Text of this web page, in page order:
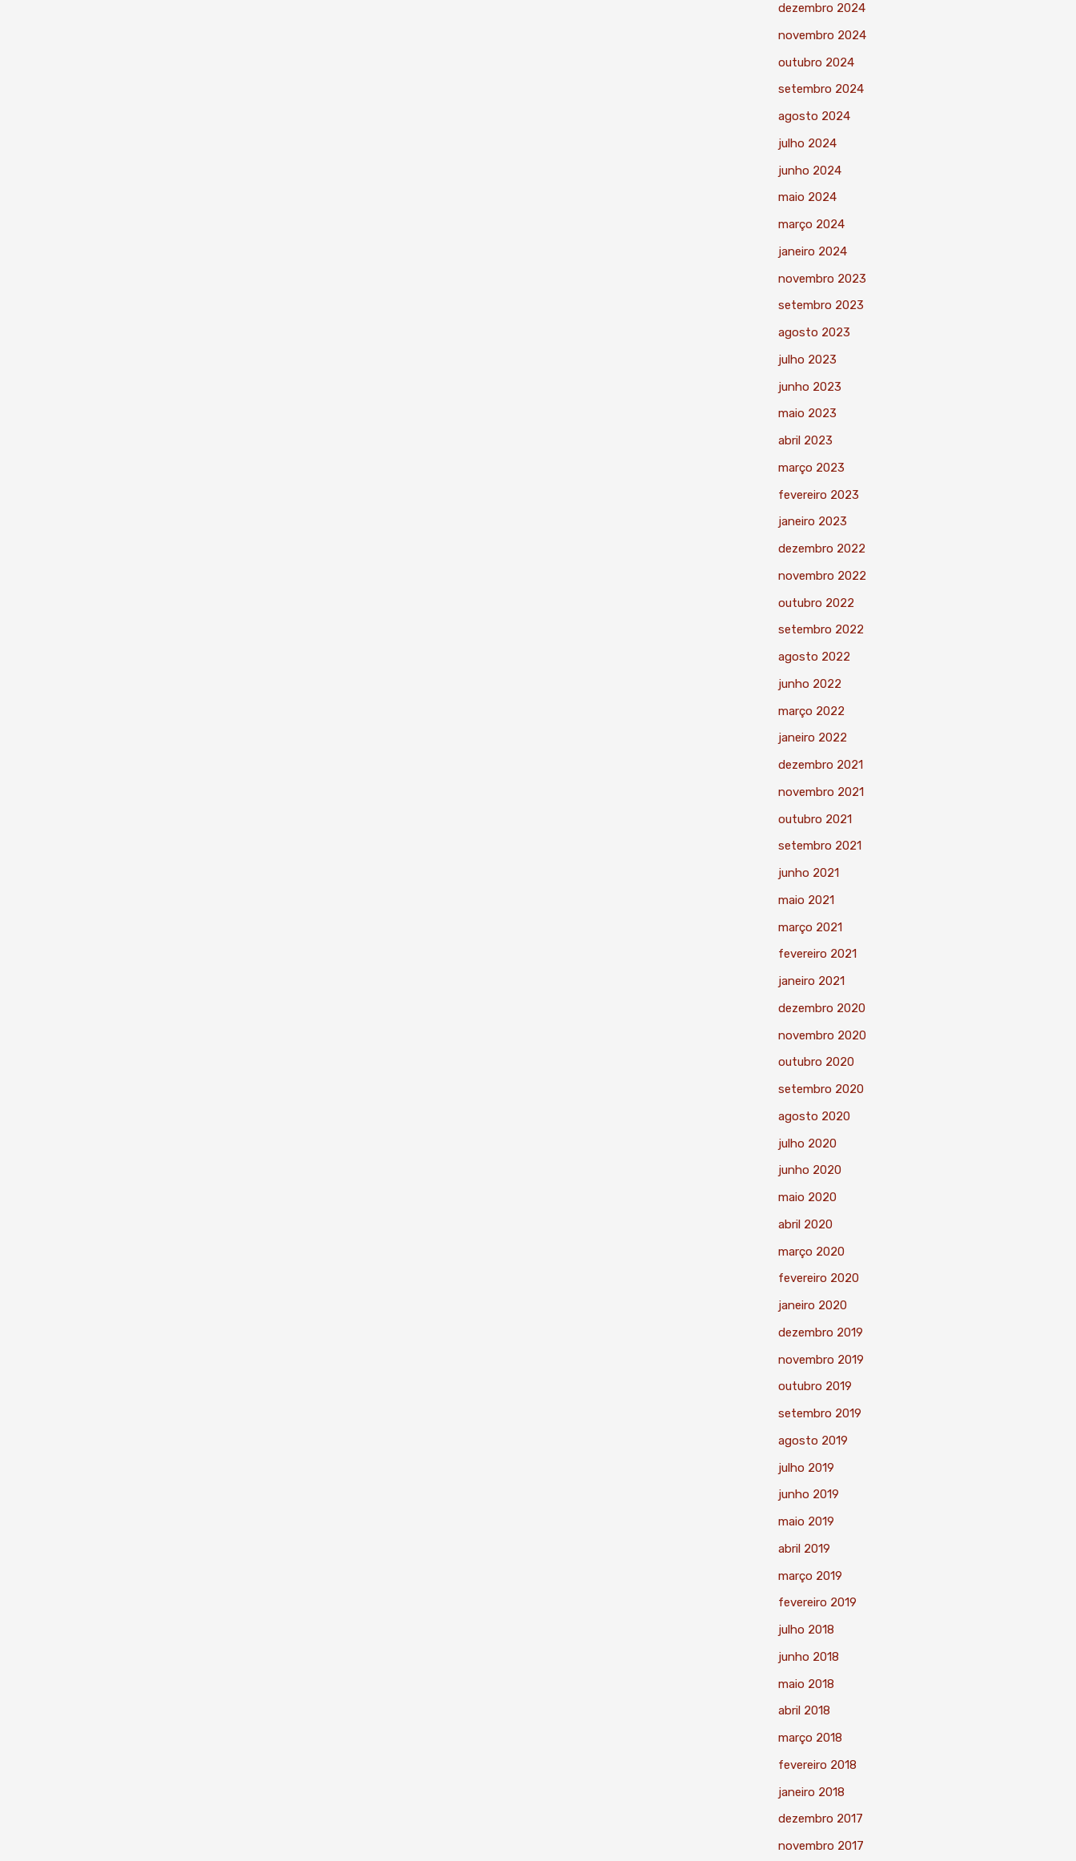
dezembro 2024
novembro 2024
outubro 2024
setembro 2024
agosto 2024
julho 2024
junho 2024
maio 2024
março 2024
janeiro 2024
novembro 2023
setembro 2023
agosto 2023
julho 2023
junho 2023
maio 2023
abril 2023
março 2023
fevereiro 2023
janeiro 2023
dezembro 2022
novembro 2022
outubro 2022
setembro 2022
agosto 2022
junho 2022
março 2022
janeiro 2022
dezembro 2021
novembro 2021
outubro 2021
setembro 2021
junho 2021
maio 2021
março 2021
fevereiro 2021
janeiro 2021
dezembro 2020
novembro 2020
outubro 2020
setembro 2020
agosto 2020
julho 2020
junho 2020
maio 2020
abril 2020
março 2020
fevereiro 2020
janeiro 2020
dezembro 2019
novembro 2019
outubro 2019
setembro 2019
agosto 2019
julho 2019
junho 2019
maio 2019
abril 2019
março 2019
fevereiro 2019
julho 2018
junho 2018
maio 2018
abril 2018
março 2018
fevereiro 2018
janeiro 2018
dezembro 2017
novembro 2017